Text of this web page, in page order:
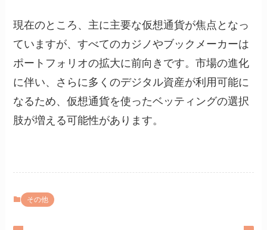
現在のところ、主に主要な仮想通貨が焦点となっ
ていますが、すべてのカジノやブックメーカーは
ポートフォリオの拡大に前向きです。市場の進化
に伴い、さらに多くのデジタル資産が利用可能に
なるため、仮想通貨を使ったベッティングの選択
肢が増える可能性があります。
その他